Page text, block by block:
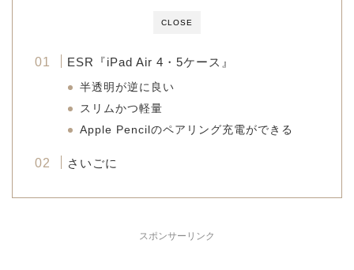
CLOSE
ESR『iPad Air 4・5ケース』
半透明が逆に良い
スリムかつ軽量
Apple Pencilのペアリング充電ができる
さいごに
スポンサーリンク